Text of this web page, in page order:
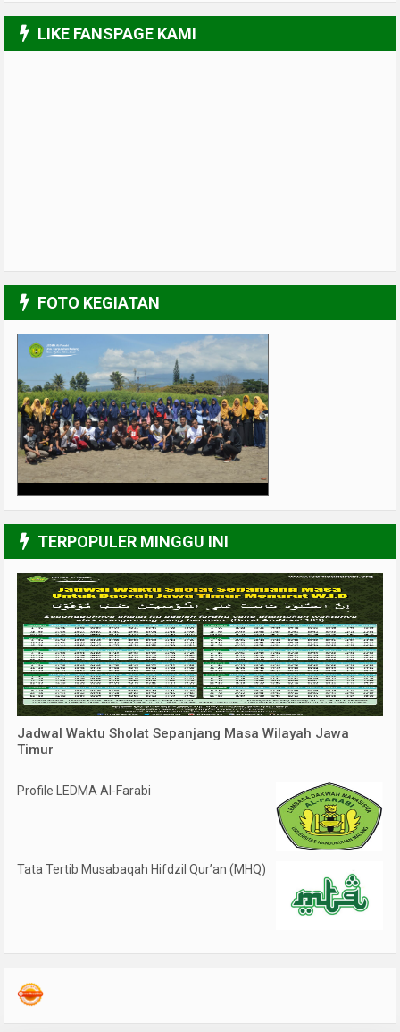
LIKE FANSPAGE KAMI
FOTO KEGIATAN
TERPOPULER MINGGU INI
Jadwal Waktu Sholat Sepanjang Masa Wilayah Jawa
Timur
Profile LEDMA Al-Farabi
Tata Tertib Musabaqah Hifdzil Qur’an (MHQ)